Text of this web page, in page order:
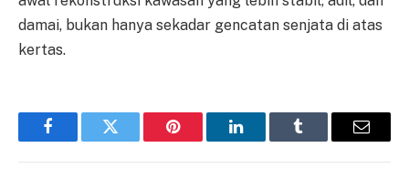
damai, bukan hanya sekadar gencatan senjata di atas
kertas.
FacebookTwitter Pinterest LinkedInTumblr Email